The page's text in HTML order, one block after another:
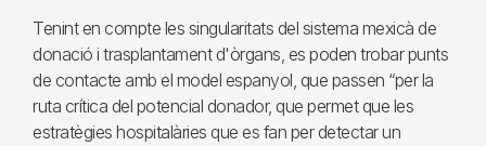
Tenint en compte les singularitats del sistema mexicà de
donació i trasplantament d'òrgans, es poden trobar punts
de contacte amb el model espanyol, que passen “per la
ruta crítica del potencial donador, que permet que les
estratègies hospitalàries que es fan per detectar un